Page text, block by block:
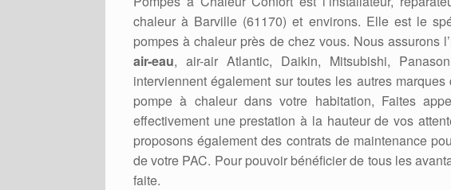
chaleur à Barville (61170) et environs. Elle est le
pompes à chaleur près de chez vous. Nous assurons
air-eau, air-air Atlantic, Daikin, Mitsubishi,
interviennent également sur toutes les autres
pompe à chaleur dans votre habitation, Faites
effectivement une prestation à la hauteur de vos
proposons également des contrats de maintenance
de votre PAC. Pour pouvoir bénéficier de tous les
faite.